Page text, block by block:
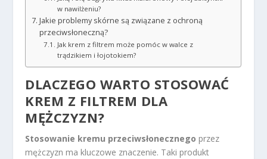
w nawilżeniu?
Jakie problemy skórne są związane z ochroną
przeciwsłoneczną?
Jak krem z filtrem może pomóc w walce z
trądzikiem i łojotokiem?
DLACZEGO WARTO STOSOWAĆ
KREM Z FILTREM DLA
MĘŻCZYZN?
Stosowanie kremu przeciwsłonecznego przez
mężczyzn ma kluczowe znaczenie. Taki produkt